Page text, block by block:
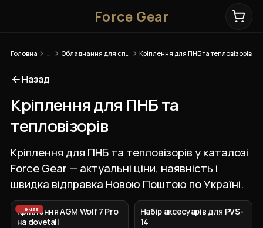
Force Gear
Головна Кріплення для ПНБ та тепловізорів
Назад
Кріплення для ПНБ та
тепловізорів
Кріплення для ПНБ та тепловізорів у каталозі
Force Gear — актуальні ціни, наявність і
швидка відправка Новою Поштою по Україні.
Немає
Кріплення AGM Wolf 7 Pro
на dovetail
Набір аксесуарів для PVS-
14